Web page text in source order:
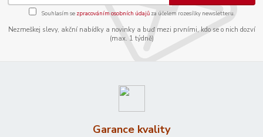
Souhlasím se zpracováním osobních údajůza účelem rozesílky newsletteru.
Nezmeškej slevy, akční nabídky a novinky a buď mezi prvními, kdo se o nich dozví
(max. 1 týdně)
Garance kvality